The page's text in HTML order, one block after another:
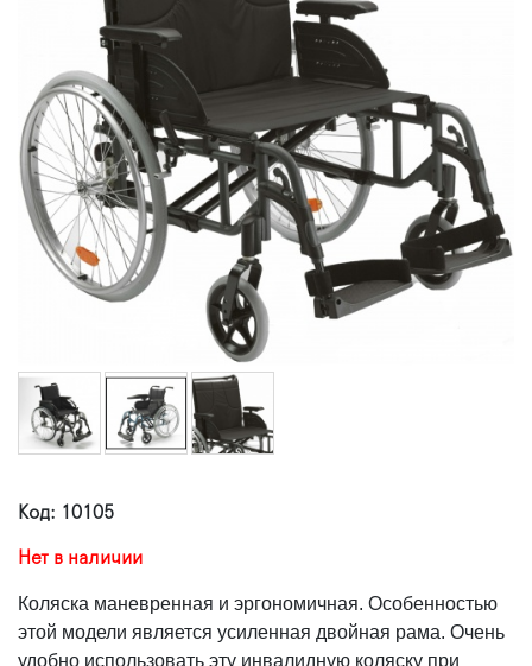
Код: 10105
Нет в наличии
Коляска маневренная и эргономичная. Особенностью
этой модели является усиленная двойная рама. Очень
удобно использовать эту инвалидную коляску при